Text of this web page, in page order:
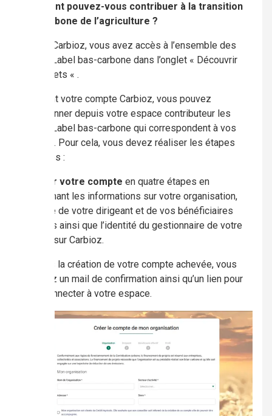
Comment pouvez-vous contribuer à la transition
bas-carbone de l’agriculture ?
Depuis Carbioz, vous avez accès à l’ensemble des
projets Label bas-carbone dans l’onglet « Découvrir
nos projets « .
En créant votre compte Carbioz, vous pouvez
sélectionner depuis votre espace contributeur les
projets Label bas-carbone qui correspondent à vos
besoins. Pour cela, vous devez réaliser les étapes
suivantes :
Créer votre compte en quatre étapes en
renseignant les informations sur votre organisation,
l’identité de votre dirigeant et de vos bénéficiaires
effectifs ainsi que l’identité du gestionnaire de votre
espace sur Carbioz.
Une fois la création de votre compte achevée, vous
recevrez un mail de confirmation ainsi qu’un lien pour
vous connecter à votre espace.